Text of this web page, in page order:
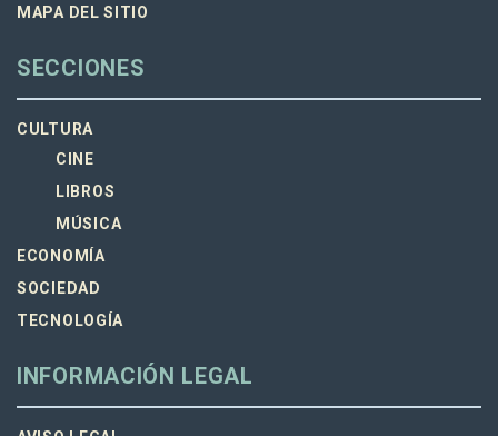
MAPA DEL SITIO
SECCIONES
CULTURA
CINE
LIBROS
MÚSICA
ECONOMÍA
SOCIEDAD
TECNOLOGÍA
INFORMACIÓN LEGAL